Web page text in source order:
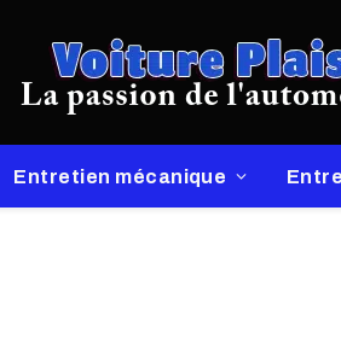
Entretien mécanique